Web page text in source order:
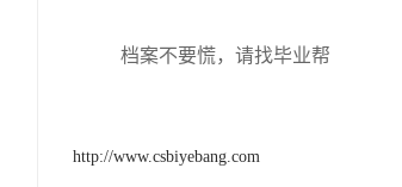
档案不要慌，请找毕业帮
http://www.csbiyebang.com